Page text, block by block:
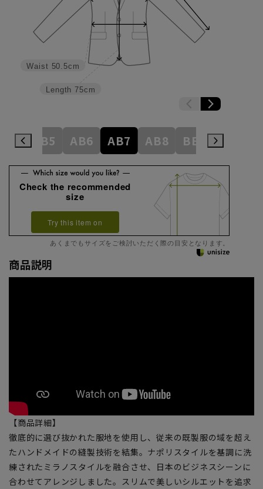
Length 75cm
Waist 50.5cm
AB5 AB6 AB7 AB8 BE3 BE4
Check the recommended
size
Try this item on
あくまでもサイズをご検討いただく際の目安となります。
商品説明
【商品詳細】
徹底的に選び抜かれた服地を使用し、従来の既製服の域を超え
たハンドメイドの縫製技術を結集。ナポリスタイルを基調に洗
練されたミラノスタイルを融合させ、日本のビジネスシーンに
合わせてアレンジしました。スリムで美しいシルエットを追求